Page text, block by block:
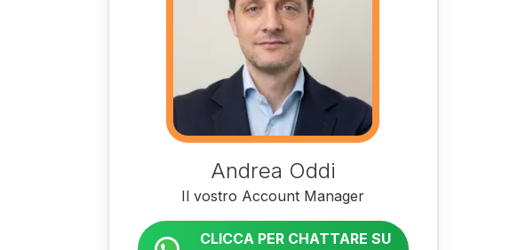
Andrea Oddi
Il vostro Account Manager
CLICCA PER CHATTARE SU